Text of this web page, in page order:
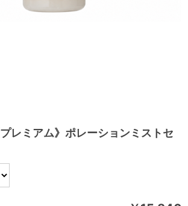
プレミアム》ポレーションミストセ